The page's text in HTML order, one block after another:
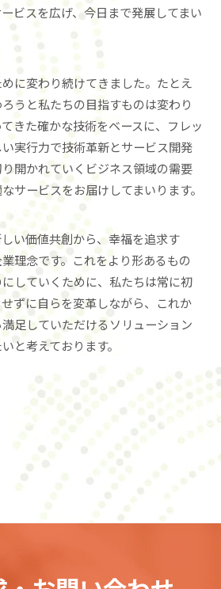
ビスを広げ、今日まで発展してまい
に変わり続けてきました。たとえ
うと私たちの目指すものは変わり
きた確かな技術をベースに、フレッ
実行力で技術革新とサービス開発
開かれていくビジネス領域の需要
サービスをお届けしてまいります。
しい価値共創から、幸福を追求す
理念です。これをより形あるもの
していくために、私たちは常に初
ずに自らを変革しながら、これか
足していただけるソリューション
と考えております。